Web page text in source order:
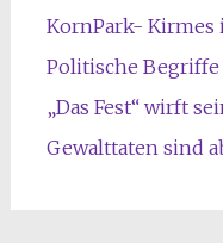
KornPark- Kirmes
Politische
„Das Fest“ wirft
Gewalttaten sind